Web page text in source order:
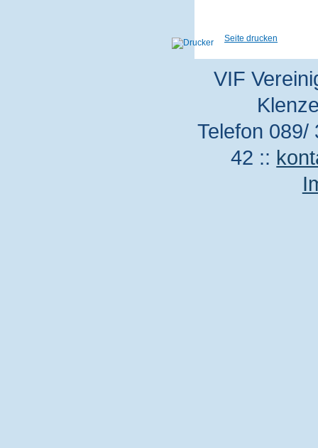
Seite drucken
VIF
Telefon
42 ::